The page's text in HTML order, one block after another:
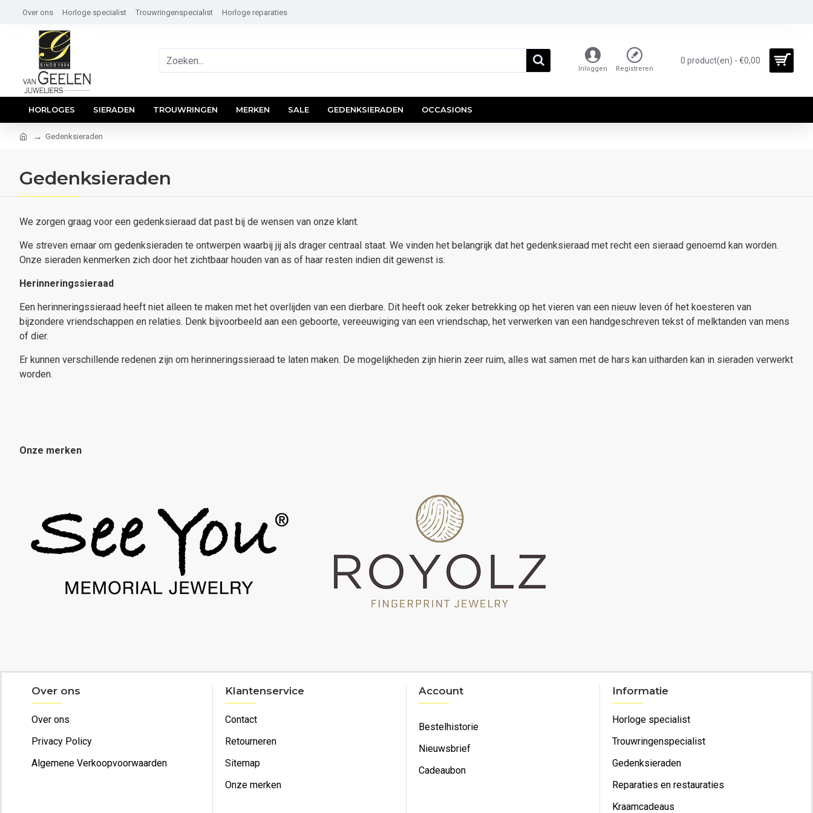
Over ons Horloge specialist Trouwringenspecialist Horloge reparaties
Inloggen Registreren
0 product(en) - €0,00
HORLOGES SIERADEN TROUWRINGEN MERKEN SALE GEDENKSIERADEN OCCASIONS
Gedenksieraden
Gedenksieraden
We zorgen graag voor een gedenksieraad dat past bij de wensen van onze klant.
We streven ernaar om gedenksieraden te ontwerpen waarbij jij als drager centraal staat. We vinden het belangrijk dat het gedenksieraad met recht een sieraad genoemd kan worden.
Onze sieraden kenmerken zich door het zichtbaar houden van as of haar resten indien dit gewenst is.
Herinneringssieraad
Een herinneringssieraad heeft niet alleen te maken met het overlijden van een dierbare. Dit heeft ook zeker betrekking op het vieren van een nieuw leven óf het koesteren van
bijzondere vriendschappen en relaties. Denk bijvoorbeeld aan een geboorte, vereeuwiging van een vriendschap, het verwerken van een handgeschreven tekst of melktanden van mens
of dier.
Er kunnen verschillende redenen zijn om herinneringssieraad te laten maken. De mogelijkheden zijn hierin zeer ruim, alles wat samen met de hars kan uitharden kan in sieraden verwerkt
worden.
Onze merken
Over ons
Over ons
Privacy Policy
Algemene Verkoopvoorwaarden
Klantenservice
Contact
Retourneren
Sitemap
Onze merken
Account
Bestelhistorie
Nieuwsbrief
Cadeaubon
Informatie
Horloge specialist
Trouwringenspecialist
Gedenksieraden
Reparaties en restauraties
Kraamcadeaus